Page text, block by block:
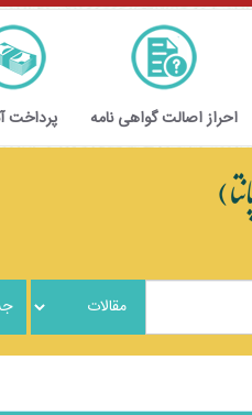
احراز اصالت گواهی نامه پرداخت